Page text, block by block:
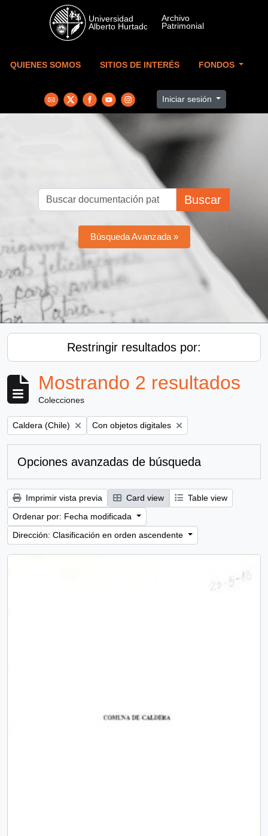
Skip to main content
QUIENES SOMOS SITIOS DE INTERÉS FONDOS
Iniciar sesión
Buscar
Búsqueda Avanzada »
Restringir resultados por:
Mostrando 2 resultados
Colecciones
Remove filter:
Caldera (Chile) Remove filter:
Con objetos digitales
Opciones avanzadas de búsqueda
Imprimir vista previa Card view
Table view
Ordenar por: Fecha modificada
Dirección: Clasificación en orden ascendente